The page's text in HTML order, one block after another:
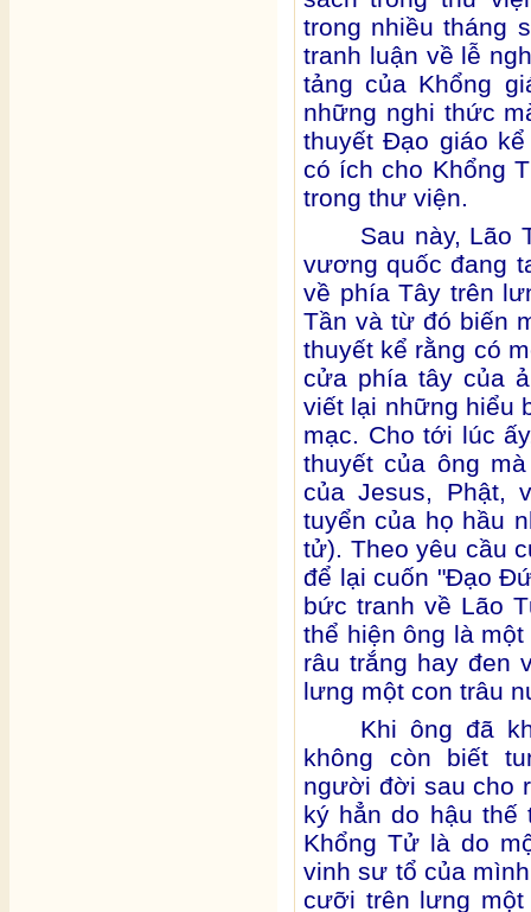
trong nhiều tháng
tranh luận về lễ
tảng của Khổng
những nghi thức
thuyết Đạo giáo
có ích cho Khổng
trong thư viện.
Sau này, Lão
vương quốc đang
về phía Tây trên
Tần và từ đó biến
thuyết kể rằng có
cửa phía tây của
viết lại những hiểu
mạc. Cho tới lúc
thuyết của ông
của Jesus, Phật,
tuyển của họ hầu
tử). Theo yêu cầu
để lại cuốn "Đạo
bức tranh về Lão
thể hiện ông là
râu trắng hay đen
lưng một con trâu
Khi ông đã
không còn biết
người đời sau cho
ký hẳn do hậu thế
Khổng Tử là do
vinh sư tổ của
cưỡi trên lưng